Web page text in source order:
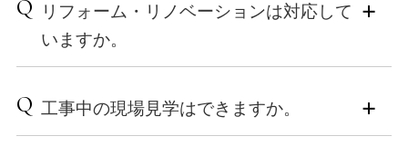
す。
実は、土地選びはデザインや間取りを決めるのと同じ
くらい、専門的な知識が必要なプロセスです。土地の
は法律上の制限によって、その場所に建てられる家の
って総額は変動いたしますが、建物本体価格の目安は
おおよそ坪単価150万円（税込）からとなります。※外
構工事、付帯工事と、諸経費を除く
が前後する場合もございます。詳細な資金計画につい
Q
リフォーム・リノベーションは対応して
いますか。
A
行う部門があり、経験豊富なスタッフが細やかに対応
Q 工事中の現場見学はできますか。